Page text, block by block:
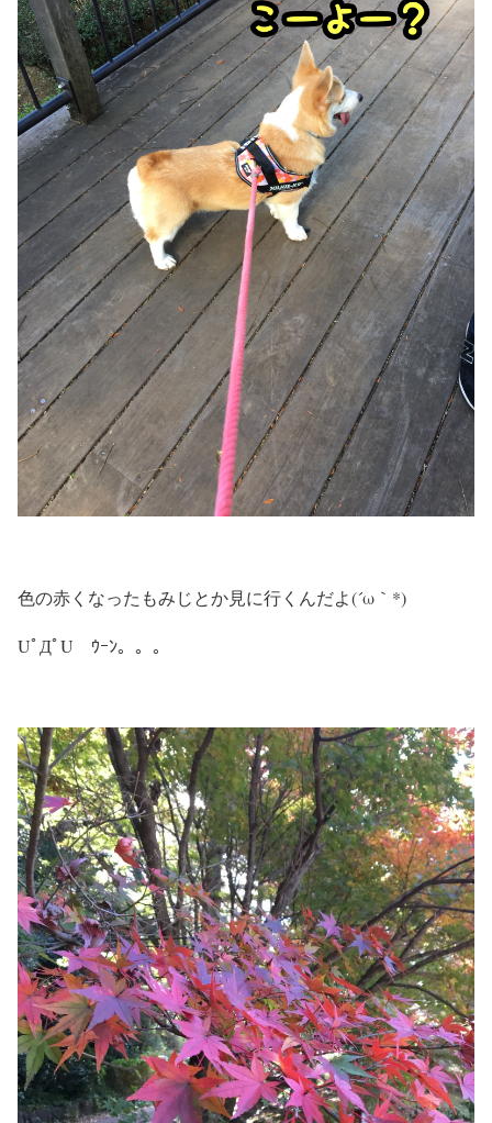
色の赤くなったもみじとか見に行くんだよ(´ω｀*)
UﾟДﾟU ｳｰﾝ。。。